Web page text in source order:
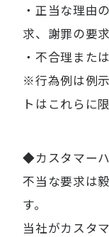
・正当な理由
求、謝罪の要
・不合理また
※行為例は例
トはこれらに
◆カスタマー
不当な要求は
す。
当社がカスタ